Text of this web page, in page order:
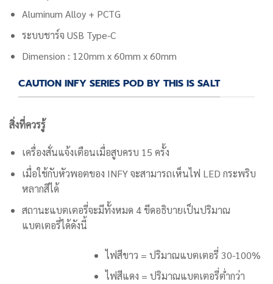
Aluminum Alloy + PCTG
ระบบชาร์จ USB Type-C
Dimension : 120mm x 60mm x 60mm
CAUTION INFY SERIES POD BY THIS IS SALT
สิ่งที่ควรรู้
เครื่องสั่นแจ้งเตือนเมื่อสูบครบ 15 ครั้ง
เมื่อใช้กับหัวพอตของ INFY จะสามารถเห็นไฟ LED กระพริบ
หลากสีได้
สถานะแบตเตอรี่จะมีทั้งหมด 4 ขีดอธิบายเป็นปริมาณ
แบตเตอรี่ได้ดังนี้
ไฟสีขาว = ปริมาณแบตเตอรี่ 30-100%
ไฟสีแดง = ปริมาณแบตเตอรี่ต่ำกว่า